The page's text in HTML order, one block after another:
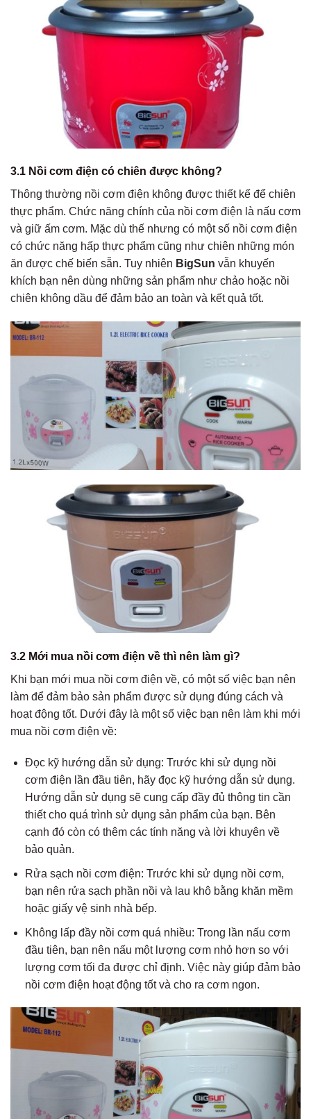
3.1 Nồi cơm điện có chiên được không?
Thông thường nồi cơm điện không được thiết kế để chiên
thực phẩm. Chức năng chính của nồi cơm điện là nấu cơm
và giữ ấm cơm. Mặc dù thế nhưng có một số nồi cơm điện
có chức năng hấp thực phẩm cũng như chiên những món
ăn được chế biến sẵn. Tuy nhiên BigSun vẫn khuyến
khích bạn nên dùng những sản phẩm như chảo hoặc nồi
chiên không dầu để đảm bảo an toàn và kết quả tốt.
3.2 Mới mua nồi cơm điện về thì nên làm gì?
Khi bạn mới mua nồi cơm điện về, có một số việc bạn nên
làm để đảm bảo sản phẩm được sử dụng đúng cách và
hoạt động tốt. Dưới đây là một số việc bạn nên làm khi mới
mua nồi cơm điện về:
Đọc kỹ hướng dẫn sử dụng: Trước khi sử dụng nồi
cơm điện lần đầu tiên, hãy đọc kỹ hướng dẫn sử dụng.
Hướng dẫn sử dụng sẽ cung cấp đầy đủ thông tin cần
thiết cho quá trình sử dụng sản phẩm của bạn. Bên
cạnh đó còn có thêm các tính năng và lời khuyên về
bảo quản.
Rửa sạch nồi cơm điện: Trước khi sử dụng nồi cơm,
bạn nên rửa sạch phần nồi và lau khô bằng khăn mềm
hoặc giấy vệ sinh nhà bếp.
Không lấp đầy nồi cơm quá nhiều: Trong lần nấu cơm
đầu tiên, bạn nên nấu một lượng cơm nhỏ hơn so với
lượng cơm tối đa được chỉ định. Việc này giúp đảm bảo
nồi cơm điện hoạt động tốt và cho ra cơm ngon.